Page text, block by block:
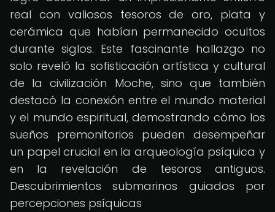
real con valiosos tesoros de oro, plata y
cerámica que habían permanecido ocultos
durante siglos. Este fascinante hallazgo no
solo reveló la sofisticación artística y cultural
de la civilización Moche, sino que también
destacó la conexión entre el mundo material
y el mundo espiritual, demostrando cómo los
sueños premonitorios pueden desempeñar
un papel crucial en la arqueología psíquica y
en la revelación de tesoros antiguos.
Descubrimientos submarinos guiados por
percepciones psíquicas